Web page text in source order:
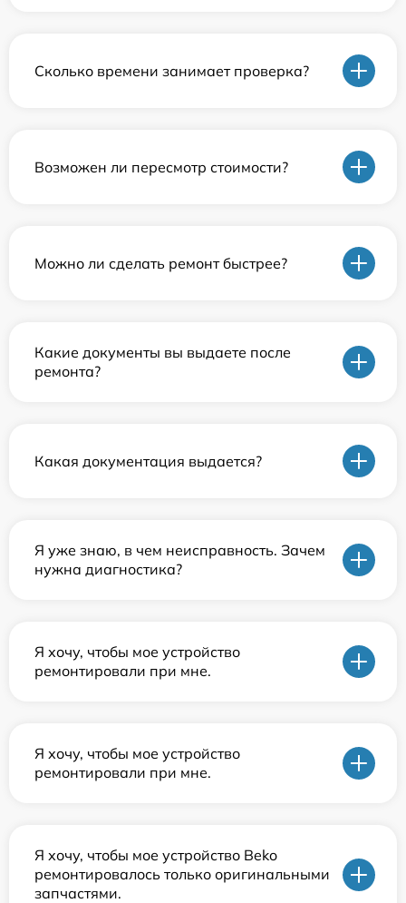
Сколько времени занимает проверка?
Возможен ли пересмотр стоимости?
Можно ли сделать ремонт быстрее?
Какие документы вы выдаете после
ремонта?
Какая документация выдается?
Я уже знаю, в чем неисправность. Зачем
нужна диагностика?
Я хочу, чтобы мое устройство
ремонтировали при мне.
Я хочу, чтобы мое устройство
ремонтировали при мне.
Я хочу, чтобы мое устройство Beko
ремонтировалось только оригинальными
запчастями.